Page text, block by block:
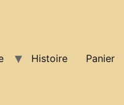
Histoire Panier